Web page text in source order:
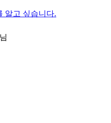
알고 싶습니다.
님